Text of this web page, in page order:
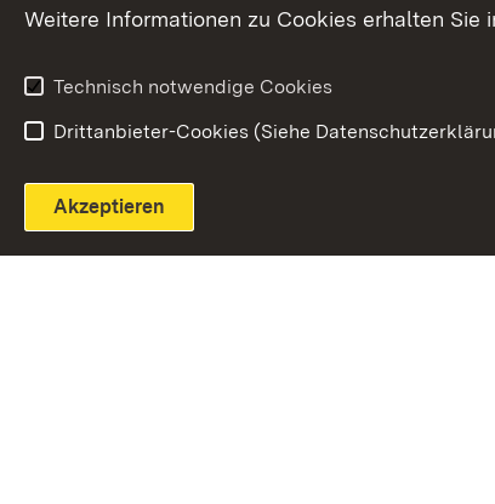
Weitere Informationen zu Cookies erhalten Sie
Technisch notwendige Cookies
Drittanbieter-Cookies (Siehe
Akzeptieren